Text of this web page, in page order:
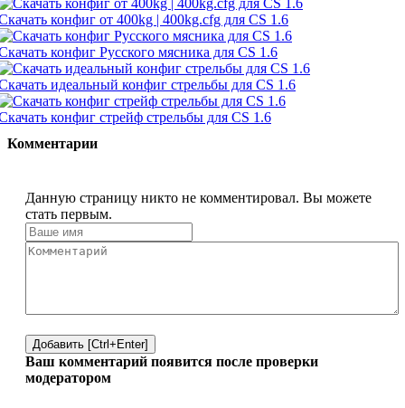
конфиг от 400kg | 400kg.cfg для CS 1.6
конфиг Русского мясника для CS 1.6
идеальный конфиг стрельбы для CS 1.6
конфиг стрейф стрельбы для CS 1.6
Комментарии
Данную страницу никто не комментировал. Вы можете
стать первым.
Добавить [Ctrl+Enter]
Ваш комментарий появится после проверки
модератором